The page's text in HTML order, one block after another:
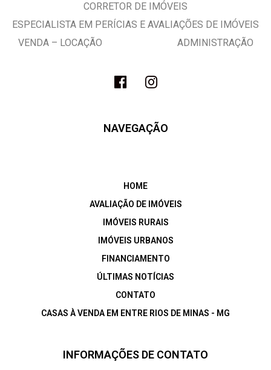
CORRETOR DE IMÓVEIS
ESPECIALISTA EM PERÍCIAS E AVALIAÇÕES DE IMÓVEIS
VENDA – LOCAÇÃO ADMINISTRAÇÃO
NAVEGAÇÃO
HOME
AVALIAÇÃO DE IMÓVEIS
IMÓVEIS RURAIS
IMÓVEIS URBANOS
FINANCIAMENTO
ÚLTIMAS NOTÍCIAS
CONTATO
CASAS À VENDA EM ENTRE RIOS DE MINAS - MG
INFORMAÇÕES DE CONTATO